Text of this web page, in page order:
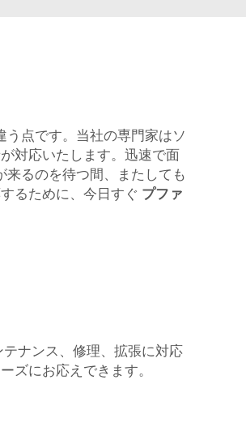
点です。当社の専門家はソ
対応いたします。迅速で面
るのを待つ間、またしても
るために、今日すぐ プファ
ナンス、修理、拡張に対応
ズにお応えできます。